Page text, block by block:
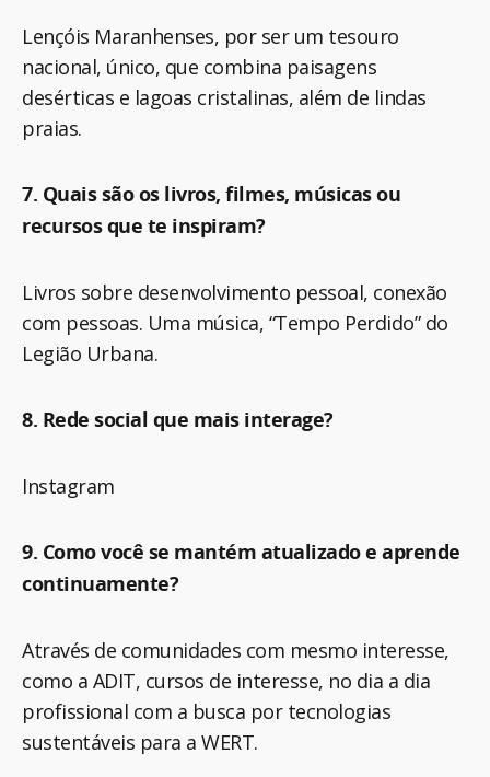
Lençóis Maranhenses, por ser um tesouro
nacional, único, que combina paisagens
desérticas e lagoas cristalinas, além de lindas
praias.
7. Quais são os livros, filmes, músicas ou
recursos que te inspiram?
Livros sobre desenvolvimento pessoal, conexão
com pessoas. Uma música, “Tempo Perdido” do
Legião Urbana.
8. Rede social que mais interage?
Instagram
9. Como você se mantém atualizado e aprende
continuamente?
Através de comunidades com mesmo interesse,
como a ADIT, cursos de interesse, no dia a dia
profissional com a busca por tecnologias
sustentáveis para a WERT.